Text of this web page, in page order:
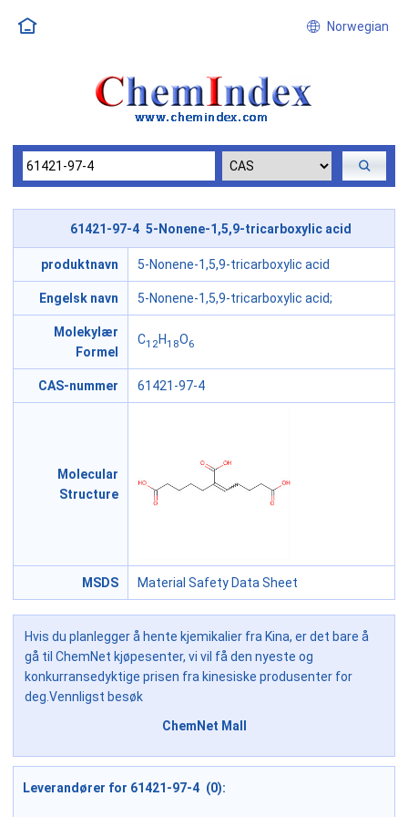
Norwegian
61421-97-4 5-Nonene-1,5,9-tricarboxylic acid
produktnavn 5-Nonene-1,5,9-tricarboxylic acid
Engelsk navn 5-Nonene-1,5,9-tricarboxylic acid;
Molekylær
Formel
C12H18O6
CAS-nummer 61421-97-4
Molecular
Structure
MSDS Material Safety Data Sheet
Hvis du planlegger å hente kjemikalier fra Kina, er det bare å
gå til ChemNet kjøpesenter, vi vil få den nyeste og
konkurransedyktige prisen fra kinesiske produsenter for
deg.Vennligst besøk
ChemNet Mall
Leverandører for 61421-97-4 (0):